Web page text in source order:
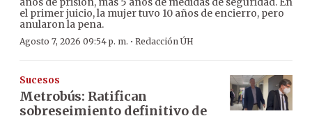
el primer juicio, la mujer tuvo 10 años de encierro, pero
anularon la pena.
Agosto 7, 2026 09:54 p. m. · Redacción ÚH
Sucesos
Metrobús: Ratifican
sobreseimiento definitivo de